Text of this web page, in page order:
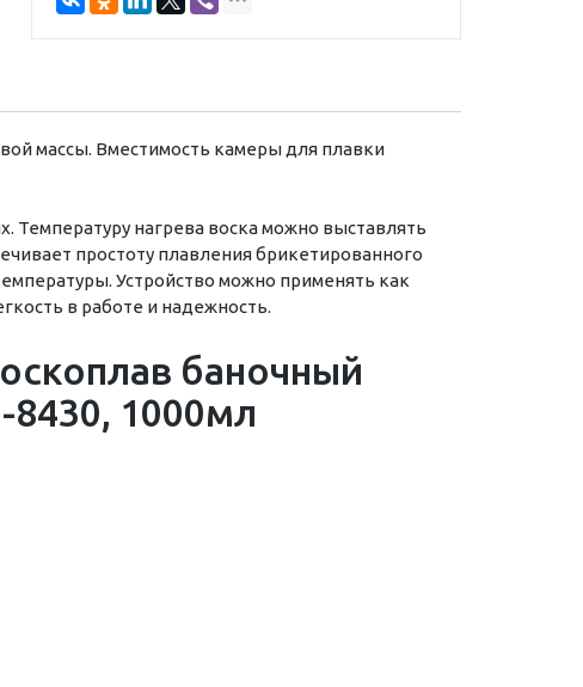
массы. Вместимость камеры для плавки
Температуру нагрева воска можно выставлять
простоту плавления брикетированного
Устройство можно применять как
в работе и надежность.